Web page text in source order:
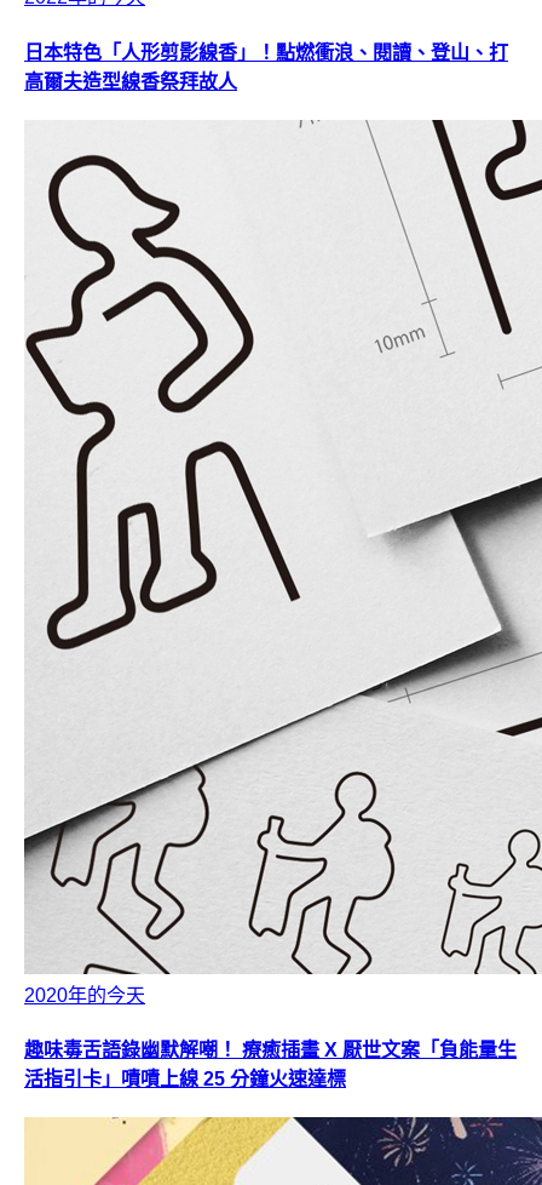
日本特色「人形剪影線香」！點燃衝浪、閱讀、登山、打
高爾夫造型線香祭拜故人
2020年的今天
趣味毒舌語錄幽默解嘲！ 療癒插畫 X 厭世文案「負能量生
活指引卡」嘖嘖上線 25 分鐘火速達標